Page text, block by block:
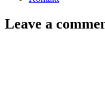
Leave a